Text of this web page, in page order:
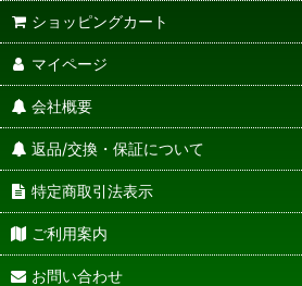
ショッピングカート
マイページ
会社概要
返品/交換・保証について
特定商取引法表示
ご利用案内
お問い合わせ